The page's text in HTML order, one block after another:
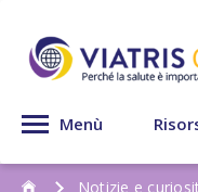
Menù
Notizie e